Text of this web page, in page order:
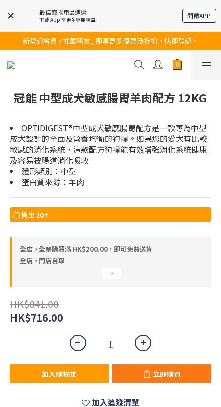
最佳寵物用品速遞
下載 App 享更多專屬權益 開啟APP
訂購滿$200 即可免費送貨!
訂購滿$200 即可免費送貨!
新登記會員 / 推薦朋友 , 即享更多優惠及折扣。快即登記。
訂購滿$200 即可免費送貨!
冠能 中型成犬敏感腸胃羊肉配方 12KG
OPTIDIGEST®中型成犬敏感腸胃配方是一款專為中型
成犬設計的全面及營養均衡的狗糧。如果您的愛犬有比較
敏感的消化系統，這款配方狗糧能有效增強消化系統健康
及容易被腸道消化吸收
體形類別：中型
蛋白質來源：羊肉
售出 20+
全店，全單購買滿 HK$200.00，即可免費送貨
全店，門店自取
HK$841.00
HK$716.00
加入購物車 立即購買
加入追蹤清單